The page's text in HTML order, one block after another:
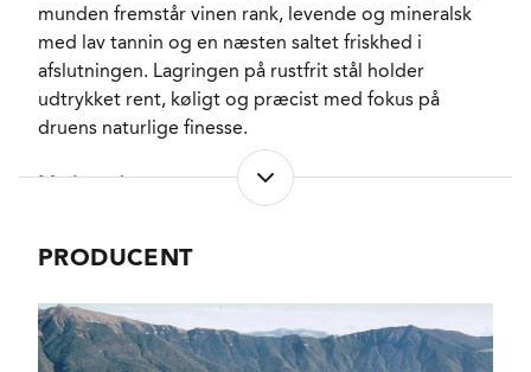
PASSER GODT TIL
Charcuteri , Kylling
Kalv , Grøntsagsretter
Faste oste
KARAKTERISTIKA
Let, Tør, Frisk , Saftig
munden fremstår vinen rank, levende og mineralsk
med lav tannin og en næsten saltet friskhed i
afslutningen. Lagringen på rustfrit stål holder
udtrykket rent, køligt og præcist med fokus på
druens naturlige finesse.
Madmatch
grillede grøntsager, kalv, lyst fjerkræ eller enkle
saftige syre gør den også meget velegnet til det
norditalienske køkken, hvor friskhed og lethed er
PRODUCENT